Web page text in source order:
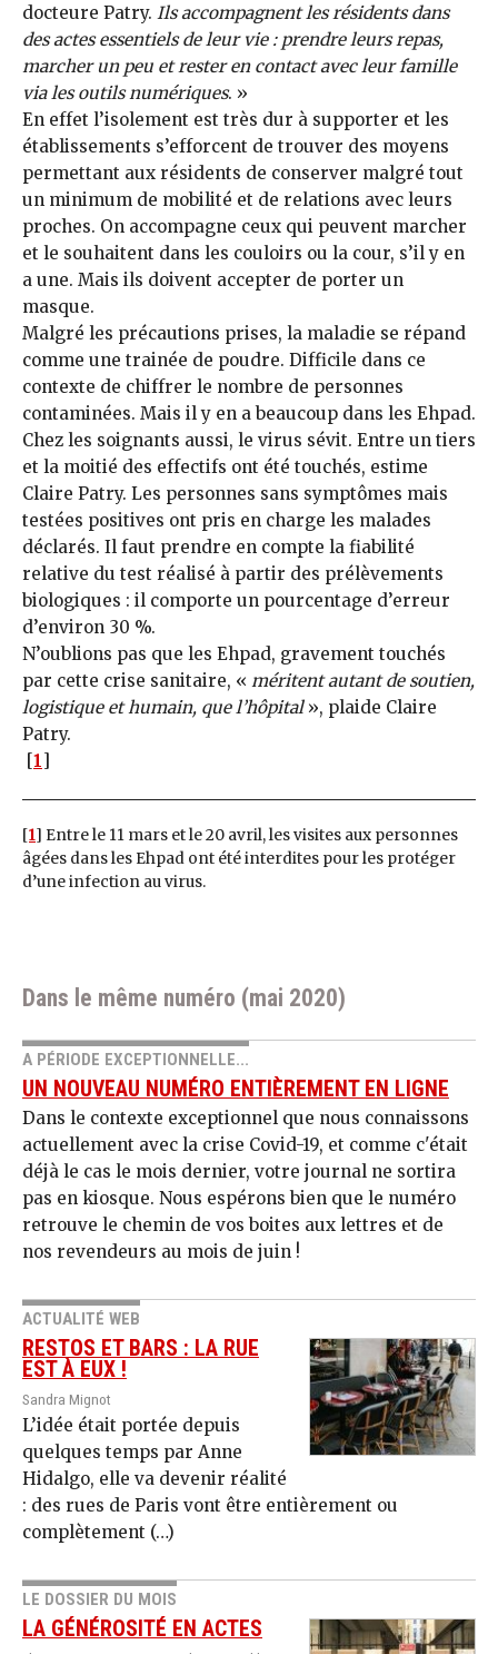
docteure Patry. Ils accompagnent les résidents dans
des actes essentiels de leur vie : prendre leurs repas,
marcher un peu et rester en contact avec leur famille
via les outils numériques. »
En effet l’isolement est très dur à supporter et les
établissements s’efforcent de trouver des moyens
permettant aux résidents de conserver malgré tout
un minimum de mobilité et de relations avec leurs
proches. On accompagne ceux qui peuvent marcher
et le souhaitent dans les couloirs ou la cour, s’il y en
a une. Mais ils doivent accepter de porter un
masque.
Malgré les précautions prises, la maladie se répand
comme une trainée de poudre. Difficile dans ce
contexte de chiffrer le nombre de personnes
contaminées. Mais il y en a beaucoup dans les Ehpad.
Chez les soignants aussi, le virus sévit. Entre un tiers
et la moitié des effectifs ont été touchés, estime
Claire Patry. Les personnes sans symptômes mais
testées positives ont pris en charge les malades
déclarés. Il faut prendre en compte la fiabilité
relative du test réalisé à partir des prélèvements
biologiques : il comporte un pourcentage d’erreur
d’environ 30 %.
N’oublions pas que les Ehpad, gravement touchés
par cette crise sanitaire, « méritent autant de soutien,
logistique et humain, que l’hôpital», plaide Claire
Patry.
[1 ]
[1] Entre le 11 mars et le 20 avril, les visites aux personnes
âgées dans les Ehpad ont été interdites pour les protéger
d’une infection au virus.
Dans le même numéro (mai 2020)
A PÉRIODE EXCEPTIONNELLE...
UN NOUVEAU NUMÉRO ENTIÈREMENT EN LIGNE
Dans le contexte exceptionnel que nous connaissons
actuellement avec la crise Covid-19, et comme c'était
déjà le cas le mois dernier, votre journal ne sortira
pas en kiosque. Nous espérons bien que le numéro
retrouve le chemin de vos boites aux lettres et de
nos revendeurs au mois de juin !
ACTUALITÉ WEB
RESTOS ET BARS : LA RUE
EST À EUX !
Sandra Mignot
L’idée était portée depuis
quelques temps par Anne
Hidalgo, elle va devenir réalité
: des rues de Paris vont être entièrement ou
complètement (…)
LE DOSSIER DU MOIS
LA GÉNÉROSITÉ EN ACTES